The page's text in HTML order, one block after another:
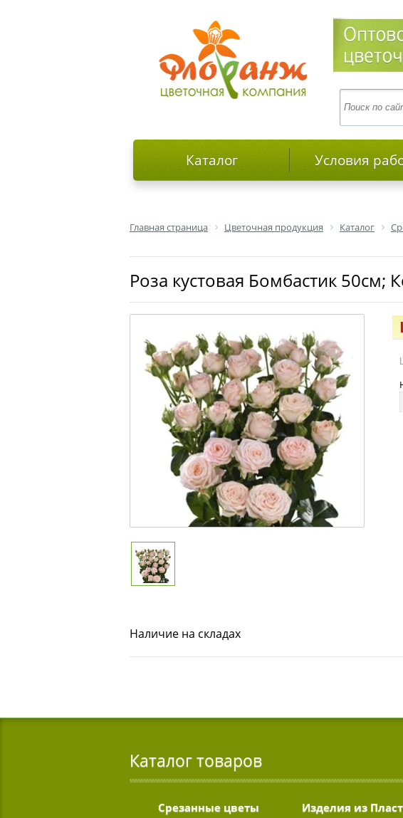
Каталог Условия
Главная страница Цветочная продукция Каталог
роза кустовая Бомбастик 50см;
Наличие на складах
Каталог товаров
Срезанные цветы Изделия из